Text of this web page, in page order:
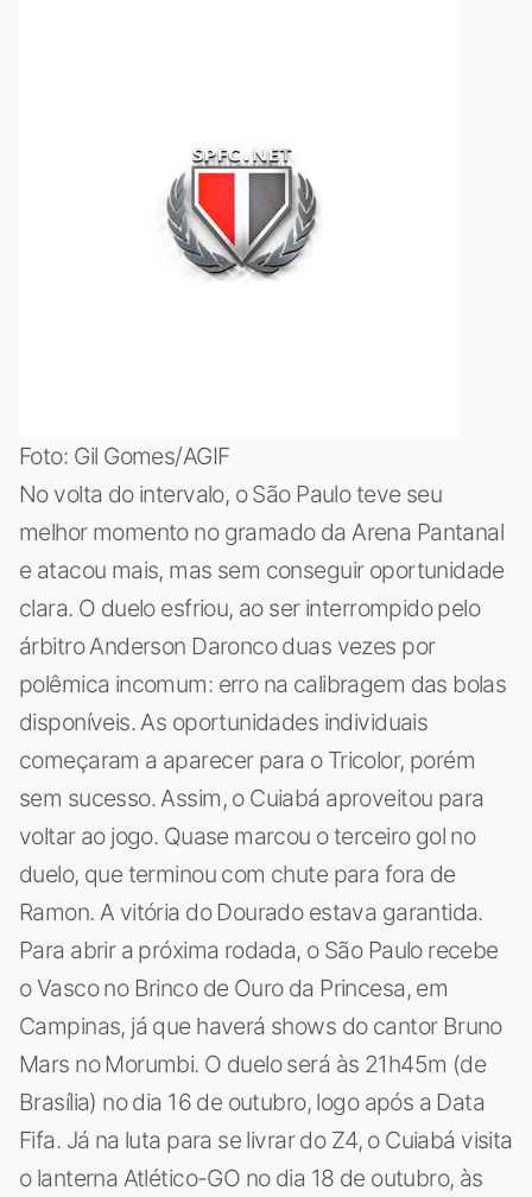
Foto: Gil Gomes/AGIF
No volta do intervalo, o São Paulo teve seu
melhor momento no gramado da Arena Pantanal
e atacou mais, mas sem conseguir oportunidade
clara. O duelo esfriou, ao ser interrompido pelo
árbitro Anderson Daronco duas vezes por
polêmica incomum: erro na calibragem das bolas
disponíveis. As oportunidades individuais
começaram a aparecer para o Tricolor, porém
sem sucesso. Assim, o Cuiabá aproveitou para
voltar ao jogo. Quase marcou o terceiro gol no
duelo, que terminou com chute para fora de
Ramon. A vitória do Dourado estava garantida.
Para abrir a próxima rodada, o São Paulo recebe
o Vasco no Brinco de Ouro da Princesa, em
Campinas, já que haverá shows do cantor Bruno
Mars no Morumbi. O duelo será às 21h45m (de
Brasília) no dia 16 de outubro, logo após a Data
Fifa. Já na luta para se livrar do Z4, o Cuiabá visita
o lanterna Atlético-GO no dia 18 de outubro, às